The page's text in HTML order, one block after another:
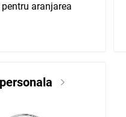
aranjarea